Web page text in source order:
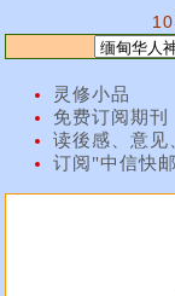
灵修小品
免费订阅期刊
读後感、意见
订阅"中信快